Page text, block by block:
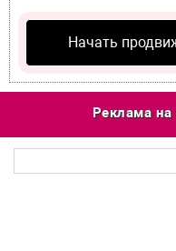
Начать
Реклама на